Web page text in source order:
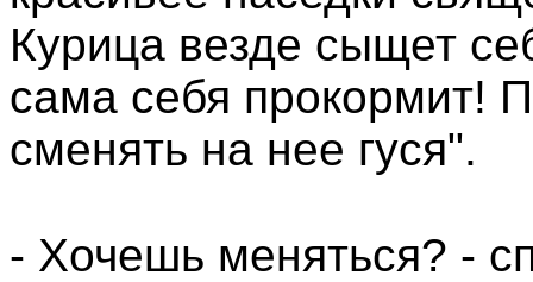
Курица везде сыщет
сама себя прокормит!
сменять на нее гуся".
- Хочешь меняться? -